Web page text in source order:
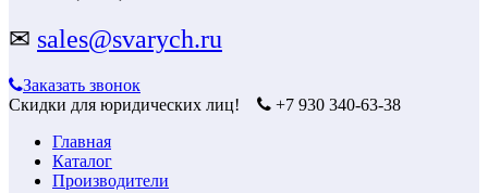
✉ sales@svarych.ru
Заказать звонок
Скидки для юридических лиц!
+7 930 340-63-38
Главная
Каталог
Производители